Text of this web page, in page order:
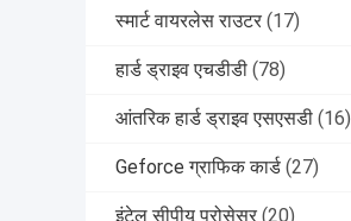
स्मार्ट वायरलेस राउटर (17)
हार्ड ड्राइव एचडीडी (78)
आंतरिक हार्ड ड्राइव एसएसडी (16)
Geforce ग्राफिक कार्ड (27)
इंटेल सीपीयू प्रोसेसर (20)